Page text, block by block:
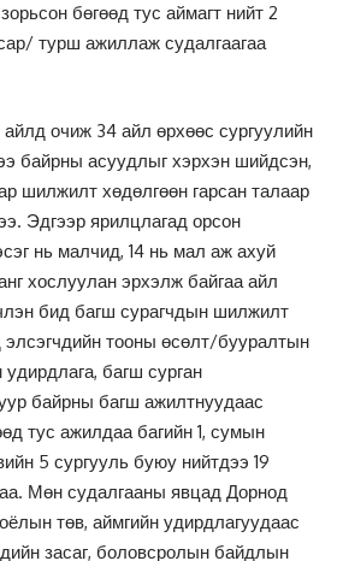
бөгөөд тус аймагт нийт 2
турш ажиллаж судалгаагаа
айлд очиж 34 айл өрхөөс сургуулийн
байрны асуудлыг хэрхэн шийдсэн,
шилжилт хөдөлгөөн гарсан талаар
Эдгээр ярилцлагад орсон
нь малчид, 14 нь мал аж ахуй
хослуулан эрхэлж байгаа айл
бид багш сурагчдын шилжилт
элсэгчдийн тооны өсөлт/бууралтын
багш сурган
байрны багш ажилтнуудаас
тус ажилдаа багийн 1, сумын
5 сургууль буюу нийтдээ 19
Мөн судалгааны явцад Дорнод
төв, аймгийн удирдлагуудаас
засаг, боловсролын байдлын